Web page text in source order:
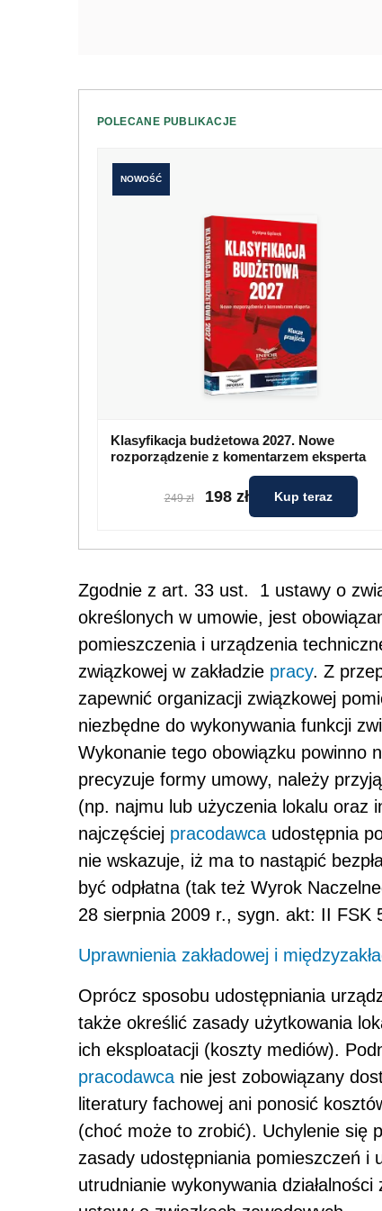
POLECANE PUBLIKACJE
NOWOŚĆ
Klasyfikacja budżetowa 2027. Nowe
rozporządzenie z komentarzem eksperta
249 zł 198 zł Kup teraz
Zgodnie z art. 33 ust. 1 ustawy o
określonych w umowie, jest
pomieszczenia i urządzenia
związkowej w zakładzie pracy. Z
zapewnić organizacji związkowej
niezbędne do wykonywania funkcji
Wykonanie tego obowiązku powinno
precyzuje formy umowy, należy
(np. najmu lub użyczenia lokalu oraz
najczęściej pracodawca udostępnia
nie wskazuje, iż ma to nastąpić
być odpłatna (tak też Wyrok
28 sierpnia 2009 r., sygn. akt: II FSK
Uprawnienia zakładowej i
Oprócz sposobu udostępniania
także określić zasady użytkowania
ich eksploatacji (koszty mediów).
pracodawca nie jest zobowiązany
literatury fachowej ani ponosić
(choć może to zrobić). Uchylenie się
zasady udostępniania pomieszczeń i
utrudnianie wykonywania